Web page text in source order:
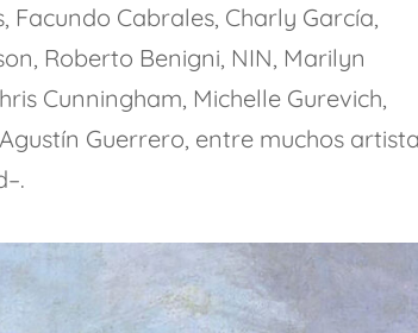
Facundo Cabrales, Charly García,
Roberto Benigni, NIN, Marilyn
Cunningham, Michelle Gurevich,
Guerrero, entre muchos